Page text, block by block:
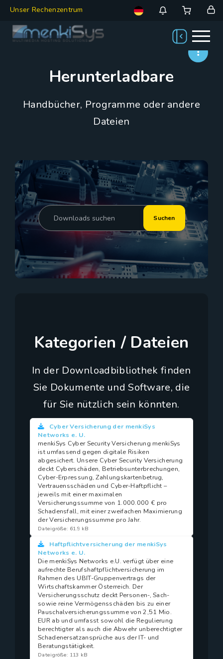
Unser Rechenzentrum
Herunterladbare
Handbücher, Programme oder andere
Dateien
Kategorien / Dateien
In der Downloadbibliothek finden
Sie Dokumente und Software, die
für Sie nützlich sein könnten.
Cyber Versicherung der menkiSys
Networks e. U.
menkiSys Cyber Security Versicherung menkiSys
ist umfassend gegen digitale Risiken
abgesichert. Unsere Cyber Security Versicherung
deckt Cyberschäden, Betriebsunterbrechungen,
Cyber-Erpressung, Zahlungskartenbetrug,
Vertrauensschäden und Cyber-Haftpflicht –
jeweils mit einer maximalen
Versicherungssumme von 1.000.000 € pro
Schadensfall, mit einer zweifachen Maximierung
der Versicherungssumme pro Jahr.
Dateigröße: 61.9 kB
Haftpflichtversicherung der menkiSys
Networks e. U.
Die menkiSys Networks e.U. verfügt über eine
aufrechte Berufshaftpflichtversicherung im
Rahmen des UBIT-Gruppenvertrags der
Wirtschaftskammer Österreich. Der
Versicherungsschutz deckt Personen-, Sach-
sowie reine Vermögensschäden bis zu einer
Pauschalversicherungssumme von 2,51 Mio.
EUR ab und umfasst sowohl die Regulierung
berechtigter als auch die Abwehr unberechtigter
Schadenersatzansprüche aus der IT- und
Beratungstätigkeit.
Dateigröße: 113 kB